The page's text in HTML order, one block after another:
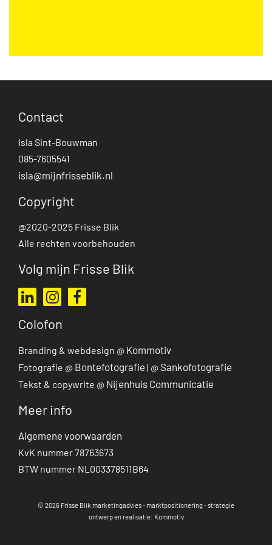
Contact
Isla Sint-Bouwman
085-7605541
isla@mijnfrisseblik.nl
Copyright
@2020-2025 Frisse Blik
Alle rechten voorbehouden
Volg mijn Frisse Blik
Ga naar mijn LinkedIn profiel
Ga naar mijn Instagram profiel
Colofon
Branding & webdesign @ Kommotiv
Fotografie @ Bontefotografie | @ Sankofotografie
Tekst & copywrite @ Nijenhuis Communicatie
Meer info
Algemene voorwaarden
KvK nummer 78763673
BTW nummer NL003378511B64
© 2026 Frisse Blik marketingadvies - marktpositionering - strategie
ontwerp en realisatie: Kommotiv